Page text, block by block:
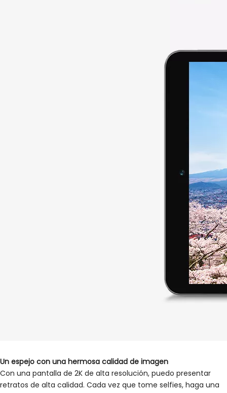
Un espejo con una hermosa calidad de imagen
Con una pantalla de 2K de alta resolución, puedo presentar
retratos de alta calidad. Cada vez que tome selfies, haga una